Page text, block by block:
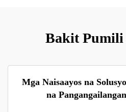
Bakit Pumili
Mga Naisaayos na
na